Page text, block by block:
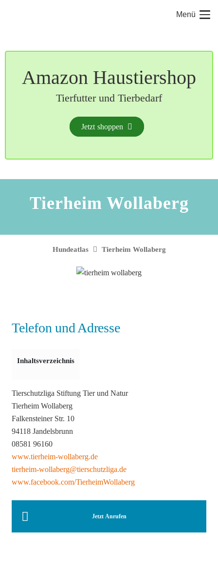
Menü
Amazon Haustiershop
Tierfutter und Tierbedarf
Jetzt shoppen
Tierheim Wollaberg
Hundeatlas Tierheim Wollaberg
Telefon und Adresse
Inhaltsverzeichnis
Tierschutzliga Stiftung Tier und Natur
Tierheim Wollaberg
Falkensteiner Str. 10
94118 Jandelsbrunn
08581 96160
www.tierheim-wollaberg.de
tierheim-wollaberg@tierschutzliga.de
www.facebook.com/TierheimWollaberg
Jetzt Anrufen